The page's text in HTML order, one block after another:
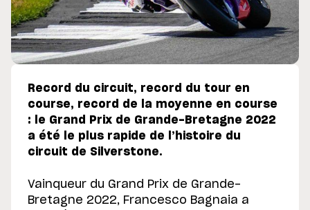
Record du circuit, record du tour en
course, record de la moyenne en course
: le Grand Prix de Grande-Bretagne 2022
a été le plus rapide de l’histoire du
circuit de Silverstone.
Vainqueur du Grand Prix de Grande-
Bretagne 2022, Francesco Bagnaia a